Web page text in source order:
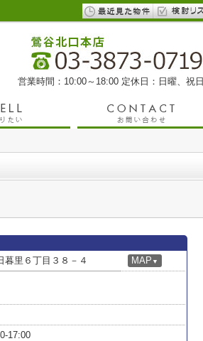
営業時間：10:00～18:00 定休日：日曜、祝日
暮里６丁目３８－４ MAP ▼
17:00